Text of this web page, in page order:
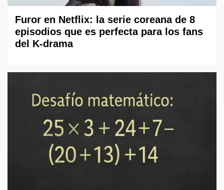
Furor en Netflix: la serie coreana de 8
episodios que es perfecta para los fans
del K-drama